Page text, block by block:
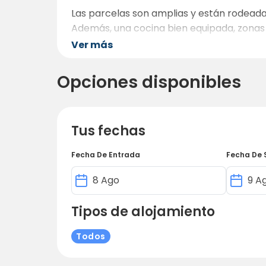
Las parcelas son amplias y están
Además, una cocina bien equipada,
un enfoque particularmente individual
Ver más
Opciones disponibles
Tus fechas
Fecha De Entrada Fecha De
Tipos de alojamiento
Todos